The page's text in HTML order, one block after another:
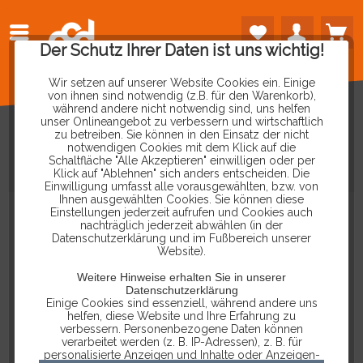
Der Schutz Ihrer Daten ist uns wichtig!
Wir setzen auf unserer Website Cookies ein. Einige
von ihnen sind notwendig (z.B. für den Warenkorb),
während andere nicht notwendig sind, uns helfen
unser Onlineangebot zu verbessern und wirtschaftlich
zu betreiben. Sie können in den Einsatz der nicht
notwendigen Cookies mit dem Klick auf die
Schaltfläche "Alle Akzeptieren" einwilligen oder per
Klick auf "Ablehnen" sich anders entscheiden. Die
Einwilligung umfasst alle vorausgewählten, bzw. von
Ihnen ausgewählten Cookies. Sie können diese
Einstellungen jederzeit aufrufen und Cookies auch
nachträglich jederzeit abwählen (in der
Datenschutzerklärung und im Fußbereich unserer
Website).
Weitere Hinweise erhalten Sie in unserer
Datenschutzerklärung
Einige Cookies sind essenziell, während andere uns
helfen, diese Website und Ihre Erfahrung zu
verbessern. Personenbezogene Daten können
verarbeitet werden (z. B. IP-Adressen), z. B. für
personalisierte Anzeigen und Inhalte oder Anzeigen-
VCDS MIT HEX-V2 IM SET